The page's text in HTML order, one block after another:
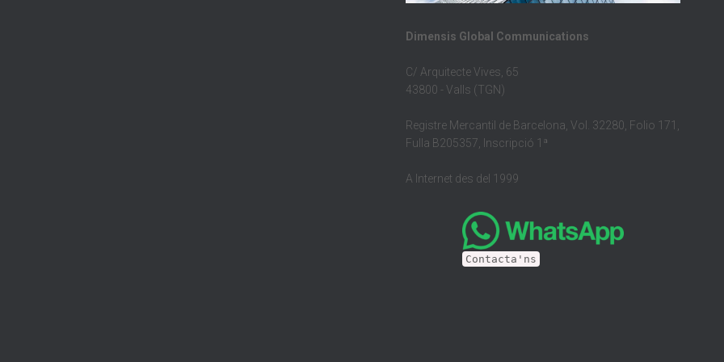
Dimensis Global Communications
C/ Arquitecte Vives, 65
43800 - Valls (TGN)
Registre Mercantil de Barcelona, Vol. 32280, Folio 171,
Fulla B205357, Inscripció 1ª
A Internet des del 1999
Contacta'ns